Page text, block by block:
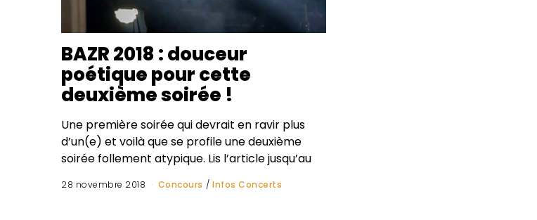
BAZR 2018 : douceur
poétique pour cette
deuxième soirée !
Une première soirée qui devrait en ravir plus
d’un(e) et voilà que se profile une deuxième
soirée follement atypique. Lis l’article jusqu’au
28 novembre 2018 Concours / Infos Concerts